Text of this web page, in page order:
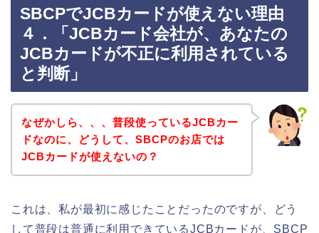
SBCPでJCBカードが使えない理由
４．「JCBカード会社が、あなたの
JCBカードが不正に利用されている
と判断」
なぜかしら、、、普段使っているJCBカー
ドなのに、どうして、SBCPのお店では
JCBカードが使えないの？
これは、私が最初に感じたことだったのですが、どう
して普段は普通に利用できているJCBカードが、SBCP